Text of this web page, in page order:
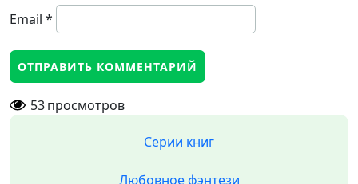
Email *
53просмотров
Серии книг
Любовное фэнтези